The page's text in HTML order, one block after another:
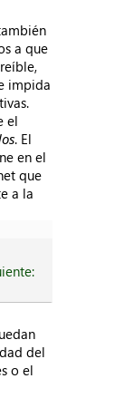
a que
impida
el
. El
en el
que
a la
del
o el